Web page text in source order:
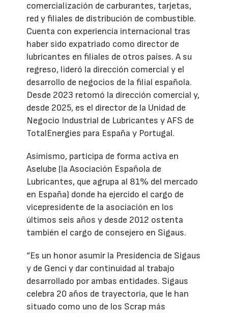
comercialización de carburantes, tarjetas,
red y filiales de distribución de combustible.
Cuenta con experiencia internacional tras
haber sido expatriado como director de
lubricantes en filiales de otros países. A su
regreso, lideró la dirección comercial y el
desarrollo de negocios de la filial española.
Desde 2023 retomó la dirección comercial y,
desde 2025, es el director de la Unidad de
Negocio Industrial de Lubricantes y AFS de
TotalEnergies para España y Portugal.
Asimismo, participa de forma activa en
Aselube (la Asociación Española de
Lubricantes, que agrupa al 81% del mercado
en España) donde ha ejercido el cargo de
vicepresidente de la asociación en los
últimos seis años y desde 2012 ostenta
también el cargo de consejero en Sigaus.
“Es un honor asumir la Presidencia de Sigaus
y de Genci y dar continuidad al trabajo
desarrollado por ambas entidades. Sigaus
celebra 20 años de trayectoria, que le han
situado como uno de los Scrap más